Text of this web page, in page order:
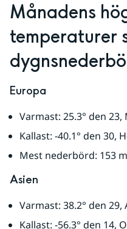
Månadens
temperaturer
Europa
Varmast: 25.3° den
Kallast: -40.1° den 30,
Mest nederbörd: 153
Asien
Varmast: 38.2° den 29,
Kallast: -56.3° den 14,